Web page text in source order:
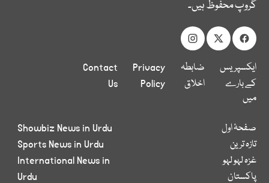
گروپ محفوظ ہیں۔
ایکسپریس
کے بارے
میں
ضابطہ
اخلاق
Privacy
Policy
Contact
Us
صفحۂ اول
تازہ ترین
غزہ لہو لہو
پاکستان
Showbiz News in Urdu
Sports News in Urdu
International News in
Urdu